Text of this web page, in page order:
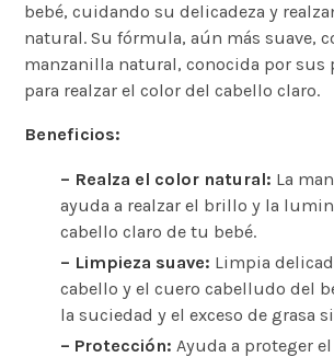
bebé, cuidando su delicadeza y
natural. Su fórmula, aún más suave,
manzanilla natural, conocida por sus
para realzar el color del cabello claro.
Beneficios:
– Realza el color natural: La
ayuda a realzar el brillo y la
cabello claro de tu bebé.
– Limpieza suave: Limpia
cabello y el cuero cabelludo del
la suciedad y el exceso de grasa
– Protección: Ayuda a proteger